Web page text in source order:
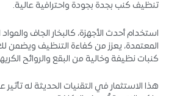
تنظيف كنب بجدة بجودة واحترافية عالية.
استخدام أحدث الأجهزة، كالبخار الجاف والمواد
المعتمدة، يعزز من كفاءة التنظيف ويضمن
كنبات نظيفة وخالية من البقع والروائح
هذا الاستثمار في التقنيات الحديثة له تأثير